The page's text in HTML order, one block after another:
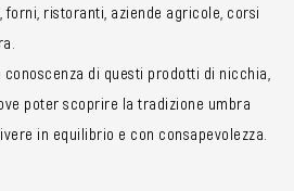
forni, ristoranti, aziende agricole, corsi
di questi prodotti di nicchia,
poter scoprire la tradizione umbra
in equilibrio e con consapevolezza.